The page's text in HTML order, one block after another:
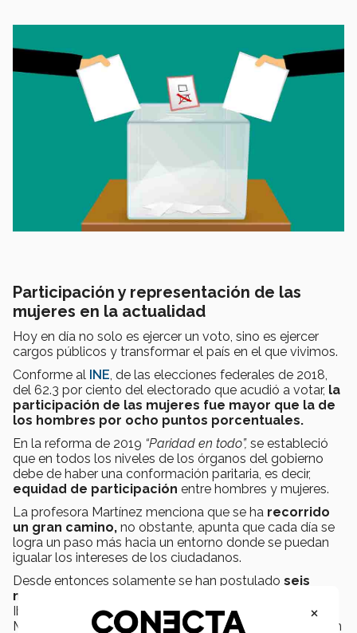
Participación y representación de las
mujeres en la actualidad
Hoy en día no solo es ejercer un voto, sino es ejercer
cargos públicos y transformar el país en el que vivimos.
Conforme al INE, de las elecciones federales de 2018,
del 62.3 por ciento del electorado que acudió a votar, la
participación de las mujeres fue mayor que la de
los hombres por ocho puntos porcentuales.
En la reforma de 2019 “Paridad en todo”, se estableció
que en todos los niveles de los órganos del gobierno
debe de haber una conformación paritaria, es decir,
equidad de participación entre hombres y mujeres.
La profesora Martínez menciona que se ha recorrido
un gran camino, no obstante, apunta que cada día se
logra un paso más hacia un entorno donde se puedan
igualar los intereses de los ciudadanos.
Desde entonces solamente se han postulado seis
mujeres a la presidencia del país:
Ibarra de Piedra, en 1994 Cecilia Soto González y
Marcela Lombardo Otero; en 2006, Patricia Mercado, en
×